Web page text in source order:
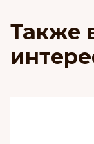
Также